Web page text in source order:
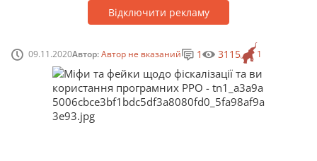
Відключити рекламу
09.11.2020Автор:Автор не вказаний 1
1 3115